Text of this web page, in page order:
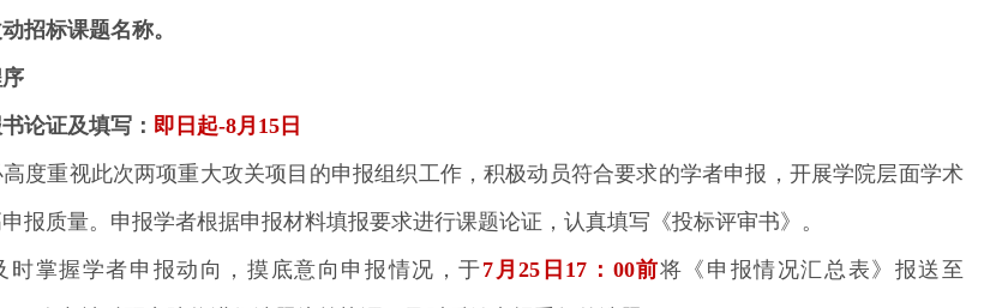
招标课题名称。
论证及填写： 即日起-8月15日
度重视此次两项重大攻关项目的申报组织工作，积极动员符合要求的学者申报，开展学院层面学术
报质量。申报学者根据申报材料填报要求进行课题论证，认真填写《投标评审书》。
时掌握学者申报动向，摸底意向申报情况，于7月25日17：00前将《申报情况汇总表》报送至